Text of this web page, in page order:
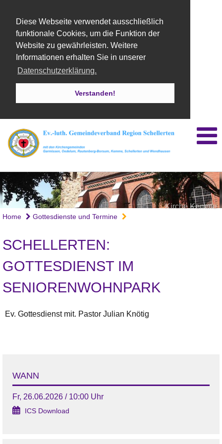
Diese Webseite verwendet ausschließlich
funktionale Cookies, um die Funktion der
Website zu gewährleisten. Weitere
Informationen erhalten Sie in unserer
Datenschutzerklärung.
Verstanden!
Kirche Kemme
Home Gottesdienste und Termine
SCHELLERTEN:
GOTTESDIENST IM
SENIORENWOHNPARK
Ev. Gottesdienst mit. Pastor Julian Knötig
WANN
Fr, 26.06.2026 / 10:00 Uhr
ICS Download